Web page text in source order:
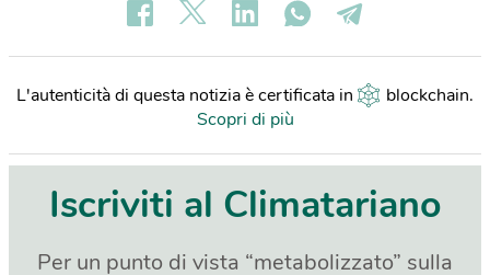
L'autenticità di questa notizia è certificata in blockchain.
Scopri di più
Iscriviti al Climatariano
Per un punto di vista “metabolizzato” sulla